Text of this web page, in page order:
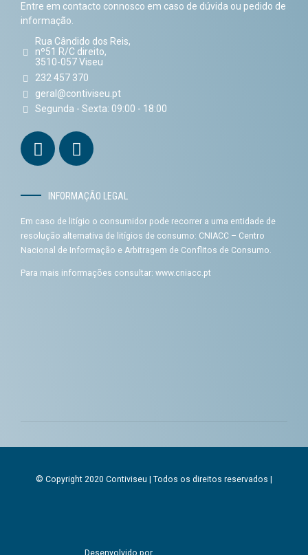
Entre em contacto connosco em caso de dúvida ou pedido de
informação.
Rua Cândido dos Reis,
nº51 R/C direito,
3510-057 Viseu
232 457 370
geral@contiviseu.pt
Segunda - Sexta: 09:00 - 18:00
INFORMAÇÃO LEGAL
Em caso de litígio o consumidor pode recorrer a uma entidade de
resolução alternativa de litígios de consumo: CNIACC – Centro
Nacional de Informação e Arbitragem de Conflitos de Consumo.
Para mais informações consultar: www.cniacc.pt
© Copyright 2020 Contiviseu | Todos os direitos reservados |
Desenvolvido por